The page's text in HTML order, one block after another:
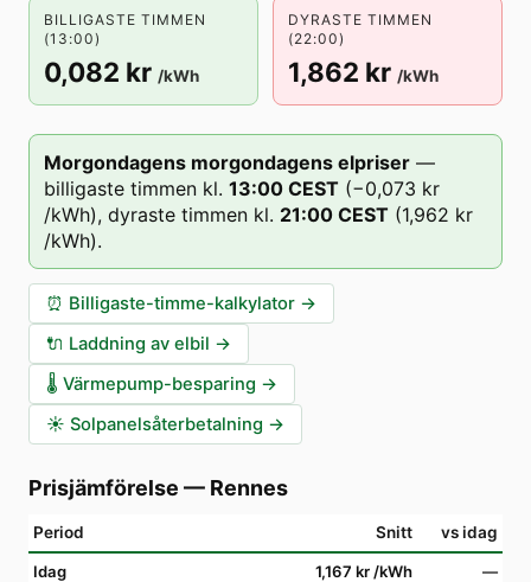
BILLIGASTE TIMMEN
(13:00)
0,082 kr /kWh
DYRASTE TIMMEN
(22:00)
1,862 kr /kWh
Morgondagens morgondagens elpriser —
billigaste timmen kl. 13:00 CEST (−0,073 kr
/kWh), dyraste timmen kl. 21:00 CEST (1,962 kr
/kWh).
⏰ Billigaste-timme-kalkylator →
🔌 Laddning av elbil →
🌡️ Värmepump-besparing →
☀️ Solpanelsåterbetalning →
Prisjämförelse — Rennes
Period Snitt vs idag
Idag 1,167 kr /kWh
—